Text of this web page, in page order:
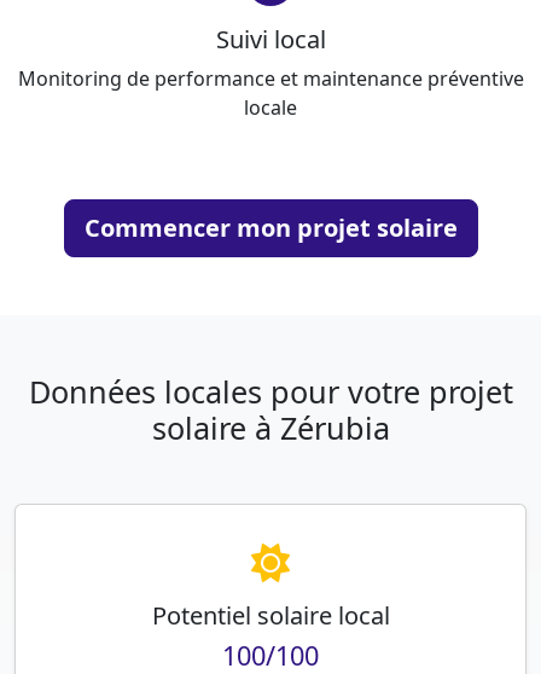
Suivi local
Monitoring de performance et maintenance préventive
locale
Commencer mon projet solaire
Données locales pour votre projet
solaire à Zérubia
Potentiel solaire local
100/100